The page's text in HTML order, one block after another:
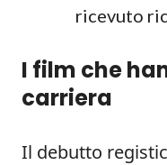
ricevuto
I film che
carriera
Il debutto